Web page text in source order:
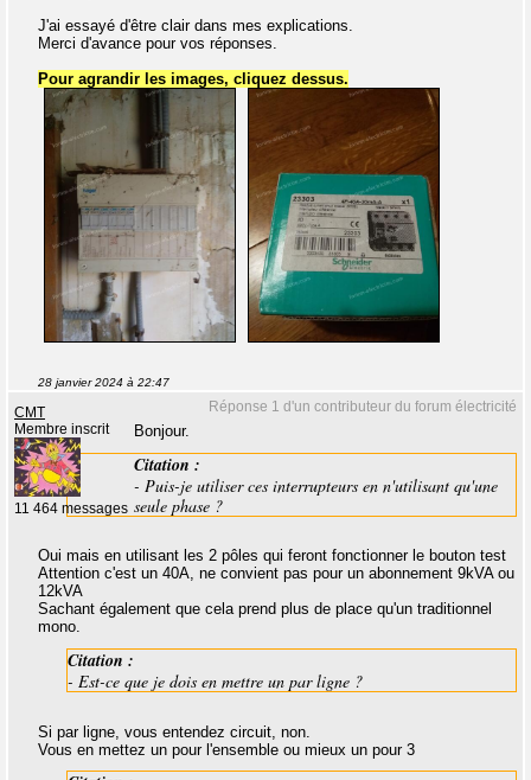
J'ai essayé d'être clair dans mes explications.
Merci d'avance pour vos réponses.
Pour agrandir les images, cliquez dessus.
28 janvier 2024 à 22:47
Réponse 1 d'un contributeur du forum électricité
CMT
Membre inscrit
11 464 messages
Bonjour.
Citation :
- Puis-je utiliser ces interrupteurs en n'utilisant qu'une
seule phase ?
Oui mais en utilisant les 2 pôles qui feront fonctionner le bouton test
Attention c'est un 40A, ne convient pas pour un abonnement 9kVA ou
12kVA
Sachant également que cela prend plus de place qu'un traditionnel
mono.
Citation :
- Est-ce que je dois en mettre un par ligne ?
Si par ligne, vous entendez circuit, non.
Vous en mettez un pour l'ensemble ou mieux un pour 3